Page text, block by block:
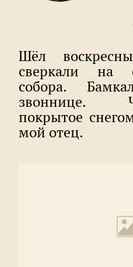
Шёл
сверкали на
собора.
звоннице.
покрытое
мой отец.